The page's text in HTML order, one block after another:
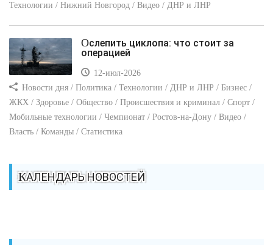
Технологии / Нижний Новгород / Видео / ДНР и ЛНР
Ослепить циклопа: что стоит за
операцией
12-июл-2026
Новости дня / Политика / Технологии / ДНР и ЛНР / Бизнес /
ЖКХ / Здоровье / Общество / Происшествия и криминал / Спорт /
Мобильные технологии / Чемпионат / Ростов-на-Дону / Видео /
Власть / Команды / Статистика
КАЛЕНДАРЬ НОВОСТЕЙ